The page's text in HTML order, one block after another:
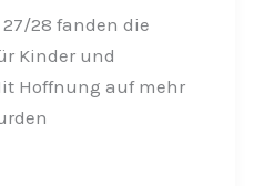
27/28 fanden die
Kinder und
Hoffnung auf mehr